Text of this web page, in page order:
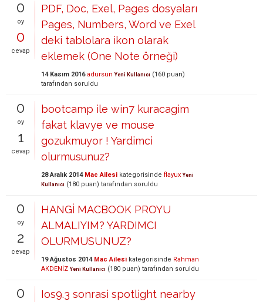
0
oy
0
cevap
PDF, Doc, Exel, Pages dosyaları
Pages, Numbers, Word ve Exel
deki tablolara ikon olarak
eklemek (One Note örneği)
14 Kasım 2016 adursun Yeni Kullanıcı (160 puan)
tarafından soruldu
0
oy
1
cevap
bootcamp ile win7 kuracagim
fakat klavye ve mouse
gozukmuyor ! Yardimci
olurmusunuz?
28 Aralık 2014 Mac Ailesi kategorisinde flayux Yeni
Kullanıcı (180 puan) tarafından soruldu
0
oy
2
cevap
HANGİ MACBOOK PROYU
ALMALIYIM? YARDIMCI
OLURMUSUNUZ?
19 Ağustos 2014 Mac Ailesi kategorisinde Rahman
AKDENİZ Yeni Kullanıcı (180 puan) tarafından soruldu
0
Ios9.3 sonrasi spotlight nearby